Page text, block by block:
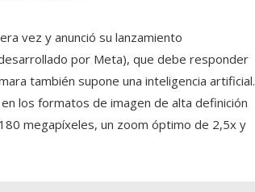
vez y anunció su lanzamiento
por Meta), que debe responder
también supone una inteligencia artificial.
los formatos de imagen de alta definición
megapíxeles, un zoom óptimo de 2,5x y